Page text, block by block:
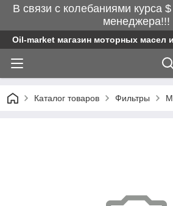
В связи с колебаниями курса
менеджера!!!
Oil-market магазин моторных масел
Каталог товаров Фильтры